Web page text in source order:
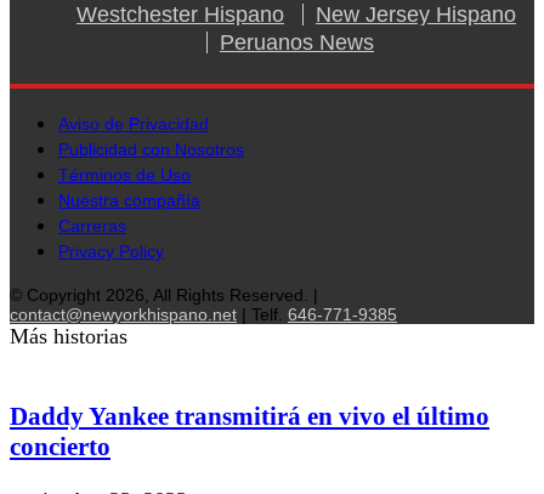
Westchester Hispano
New Jersey Hispano
Peruanos News
Aviso de Privacidad
Publicidad con Nosotros
Términos de Uso
Nuestra compañía
Carreras
Privacy Policy
© Copyright 2026, All Rights Reserved. |
contact@newyorkhispano.net | Telf. 646-771-9385
Más historias
Daddy Yankee transmitirá en vivo el último
concierto